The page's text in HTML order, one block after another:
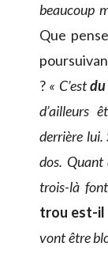
beaucoup
Que
? « C’est
d’ailleurs
derrière lui.
dos. Quant
trois-là
trou est-il
vont être